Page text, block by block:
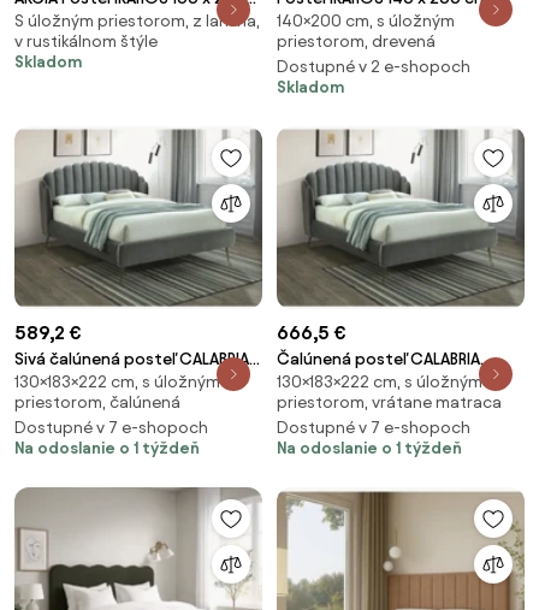
cm, biela II. akosť
S úložným priestorom, z lamina,
v rustikálnom štýle
Skladom
biela Rošt: Bez roštu, Matrac:
Bez matraca
140×200 cm, s úložným
priestorom, drevená
Dostupné v 2 e-shopoch
Skladom
589,2 €
Sivá čalúnená posteľ CALABRIA
VELVET 160 x 200 cm
130×183×222 cm, s úložným
priestorom, čalúnená
Dostupné v 7 e-shopoch
Na odoslanie o 1 týždeň
666,5 €
Čalúnená posteľ CALABRIA
VELVET 160x200 cm sivá
130×183×222 cm, s úložným
priestorom, vrátane matraca
Dostupné v 7 e-shopoch
Na odoslanie o 1 týždeň